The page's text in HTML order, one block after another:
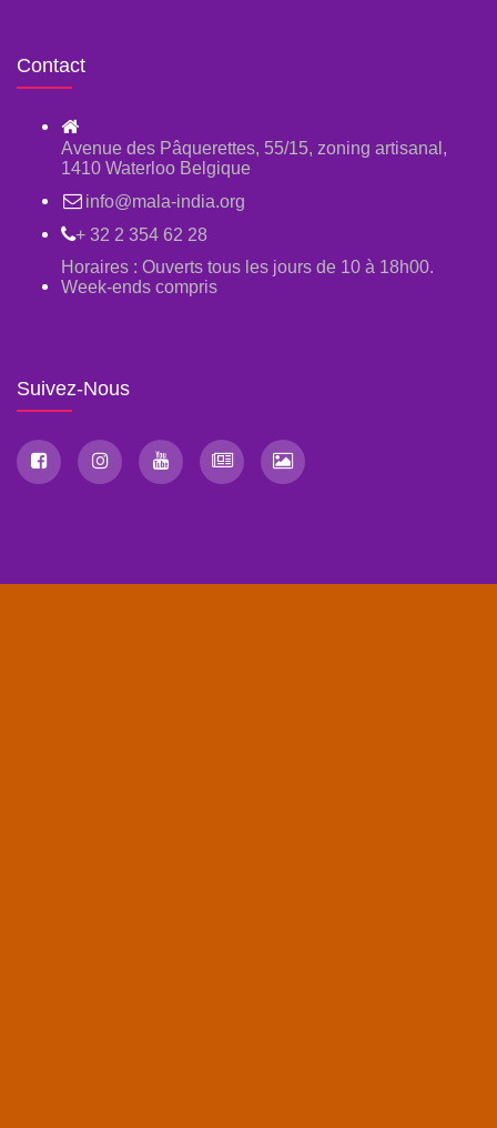
Contact
Avenue des Pâquerettes, 55/15, zoning artisanal,
1410 Waterloo Belgique
info@mala-india.org
+ 32 2 354 62 28
Horaires : Ouverts tous les jours de 10 à 18h00.
Week-ends compris
Suivez-Nous